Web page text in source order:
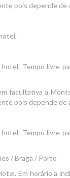
pois depende de
Tempo livre
facultativa a
pois depende de
Tempo livre
/ Braga / Porto
Em horário a